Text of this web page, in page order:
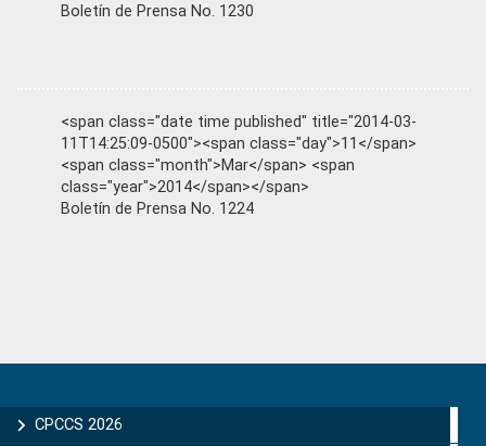
Boletín de Prensa No. 1230
<span class="date time published" title="2014-03-
11T14:25:09-0500"><span class="day">11</span>
<span class="month">Mar</span> <span
class="year">2014</span></span>
Boletín de Prensa No. 1224
Sidebar
CPCCS 2026